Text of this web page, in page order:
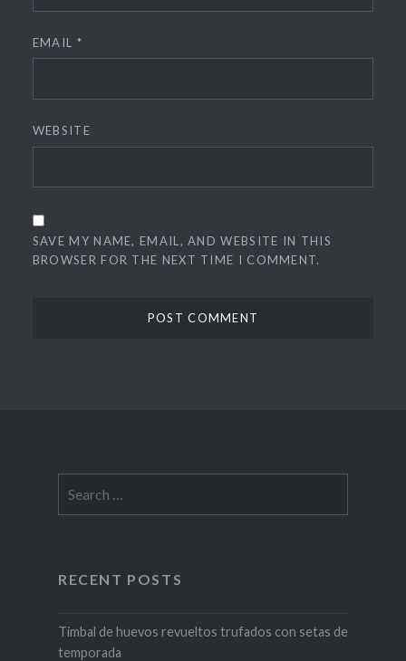
EMAIL *
WEBSITE
SAVE MY NAME, EMAIL, AND WEBSITE IN THIS
BROWSER FOR THE NEXT TIME I COMMENT.
for:
RECENT POSTS
Timbal de huevos revueltos trufados con setas de
temporada